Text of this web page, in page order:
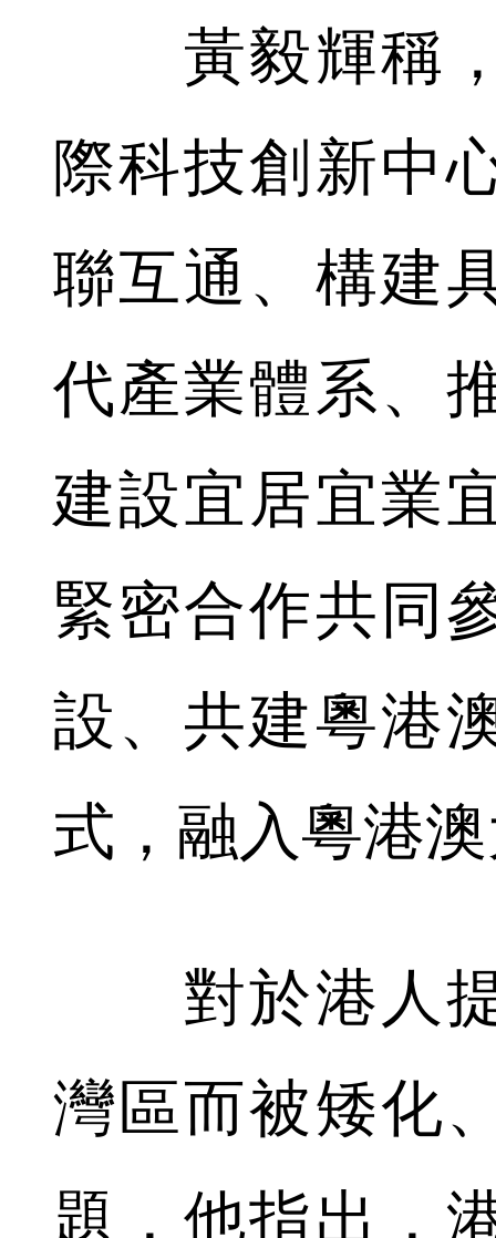
黃毅輝稱，
際科技創新中
聯互通、構建
代產業體系、
建設宜居宜業
緊密合作共同
設、共建粵港
式，融入粵港
對於港人提
灣區而被矮化
題，他指出，